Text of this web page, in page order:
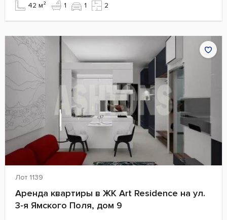
42 м² 1 1 2
Лот 1139
Аренда квартиры в ЖК Art Residence на ул.
3-я Ямского Поля, дом 9